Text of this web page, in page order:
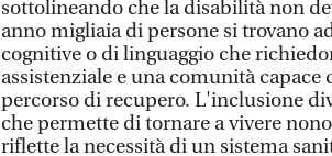
sottolineando che la disabilità non
anno migliaia di persone si trovano
cognitive o di linguaggio che
assistenziale e una comunità
percorso di recupero. L'inclusione
che permette di tornare a vivere
riflette la necessità di un sistema